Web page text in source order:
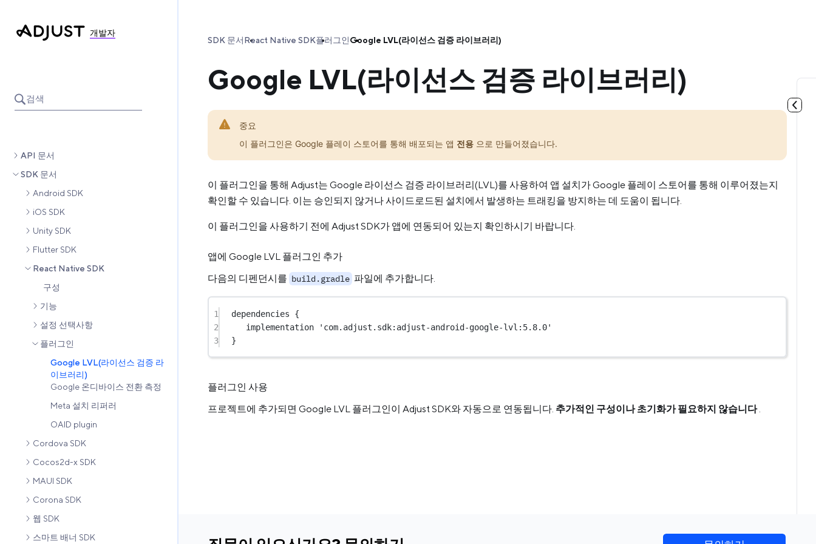
개발자
검색
API 문서
SDK 문서
Android SDK
iOS SDK
Unity SDK
Flutter SDK
React Native SDK
구성
기능
설정 선택사항
플러그인
Google LVL(라이선스 검증 라
이브러리)
Google 온디바이스 전환 측정
Meta 설치 리퍼러
OAID plugin
Cordova SDK
Cocos2d-x SDK
MAUI SDK
Corona SDK
웹 SDK
스마트 배너 SDK
SDK 문서React Native SDK플러그인Google LVL(라이선스 검증 라이브러리)
Google LVL(라이선스 검증 라이브러리)
중요
이 플러그인은 Google 플레이 스토어를 통해 배포되는 앱 전용 으로 만들어졌습니다.
이 플러그인을 통해 Adjust는 Google 라이선스 검증 라이브러리(LVL)를 사용하여 앱 설치가 Google 플레이 스토어를 통해 이루어졌는지
확인할 수 있습니다. 이는 승인되지 않거나 사이드로드된 설치에서 발생하는 트래킹을 방지하는 데 도움이 됩니다.
이 플러그인을 사용하기 전에 Adjust SDK가 앱에 연동되어 있는지 확인하시기 바랍니다.
앱에 Google LVL 플러그인 추가
다음의 디펜던시를 build.gradle 파일에 추가합니다.
1
dependencies {
2
implementation
'com.adjust.sdk:adjust-android-google-lvl:5.8.0'
3
}
플러그인 사용
프로젝트에 추가되면 Google LVL 플러그인이 Adjust SDK와 자동으로 연동됩니다. 추가적인 구성이나 초기화가 필요하지 않습니다.